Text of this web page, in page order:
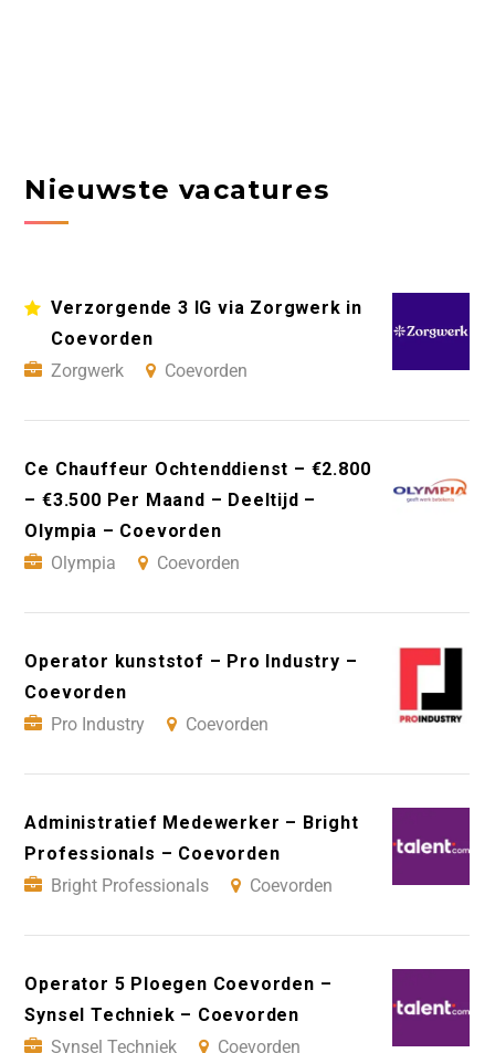
Nieuwste vacatures
Verzorgende 3 IG via Zorgwerk in
Coevorden
Zorgwerk
Coevorden
Ce Chauffeur Ochtenddienst – €2.800
– €3.500 Per Maand – Deeltijd –
Olympia – Coevorden
Olympia
Coevorden
Operator kunststof – Pro Industry –
Coevorden
Pro Industry
Coevorden
Administratief Medewerker – Bright
Professionals – Coevorden
Bright Professionals
Coevorden
Operator 5 Ploegen Coevorden –
Synsel Techniek – Coevorden
Synsel Techniek
Coevorden